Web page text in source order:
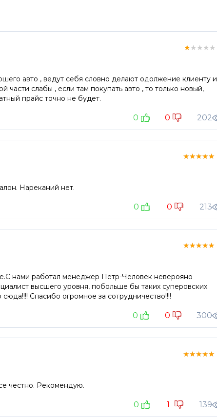
★★★★★
★★★★★
★★★★★
авто , ведут себя словно делают одолжение клиенту и
части слабы , если там покупать авто , то только новый,
ина , ничего хорошего и живого за адекватный прайс точно не будет.
0 0 202
★★★★★
★★★★★
★★★★★
Нареканий нет.
0 0 213
★★★★★
★★★★★
★★★★★
нами работал менеджер Петр-Человек неверояно
высшего уровня, побольше бы таких суперовских
Спасибо огромное за сотрудничество!!!!
0 0 300
★★★★★
★★★★★
★★★★★
честно. Рекомендую.
0 1 139